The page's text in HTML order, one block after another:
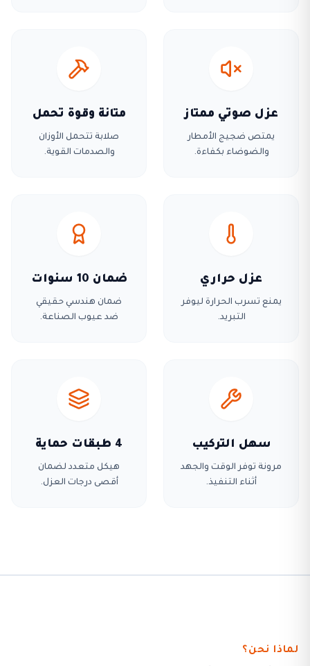
عزل صوتي ممتاز
يمتص ضجيج الأمطار
والضوضاء بكفاءة.
متانة وقوة تحمل
صلابة تتحمل الأوزان
والصدمات القوية.
عزل حراري
يمنع تسرب الحرارة ليوفر
التبريد.
ضمان 10 سنوات
ضمان هندسي حقيقي
ضد عيوب الصناعة.
سهل التركيب
مرونة توفر الوقت والجهد
أثناء التنفيذ.
4 طبقات حماية
هيكل متعدد لضمان
أقصى درجات العزل.
لماذا نحن؟